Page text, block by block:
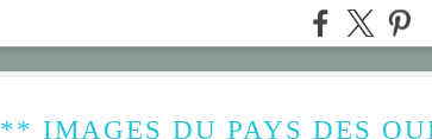
** IMAGES DU PAYS DES